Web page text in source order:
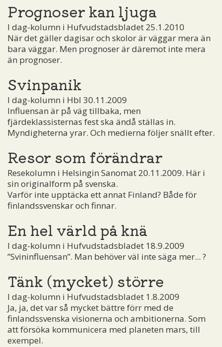
Prognoser kan ljuga
I dag-kolumn i Hufvudstadsbladet 25.1.2010
När det gäller dagisar och skolor är väggar mera än
bara väggar. Men prognoser är däremot inte mera
än prognoser.
Svinpanik
I dag-kolumn i Hbl 30.11.2009
Influensan är på väg tillbaka, men
fjärdeklassisternas fest ska ändå ställas in.
Myndigheterna yrar. Och medierna följer snällt efter.
Resor som förändrar
Resekolumn i Helsingin Sanomat 20.11.2009. Här i
sin originalform på svenska.
Varför inte upptäcka ett annat Finland? Både för
finlandssvenskar och finnar.
En hel värld på knä
I dag-kolumn i Hufvudstadsbladet 18.9.2009
”Svininfluensan”. Man behöver väl inte säga mer... ?
Tänk (mycket) större
I dag-kolumn i Hufvudstadsbladet 1.8.2009
Ja, ja, det var så mycket bättre förr med de
finlandssvenska visionerna och ambitionerna. Som
att försöka kommunicera med planeten mars, till
exempel.